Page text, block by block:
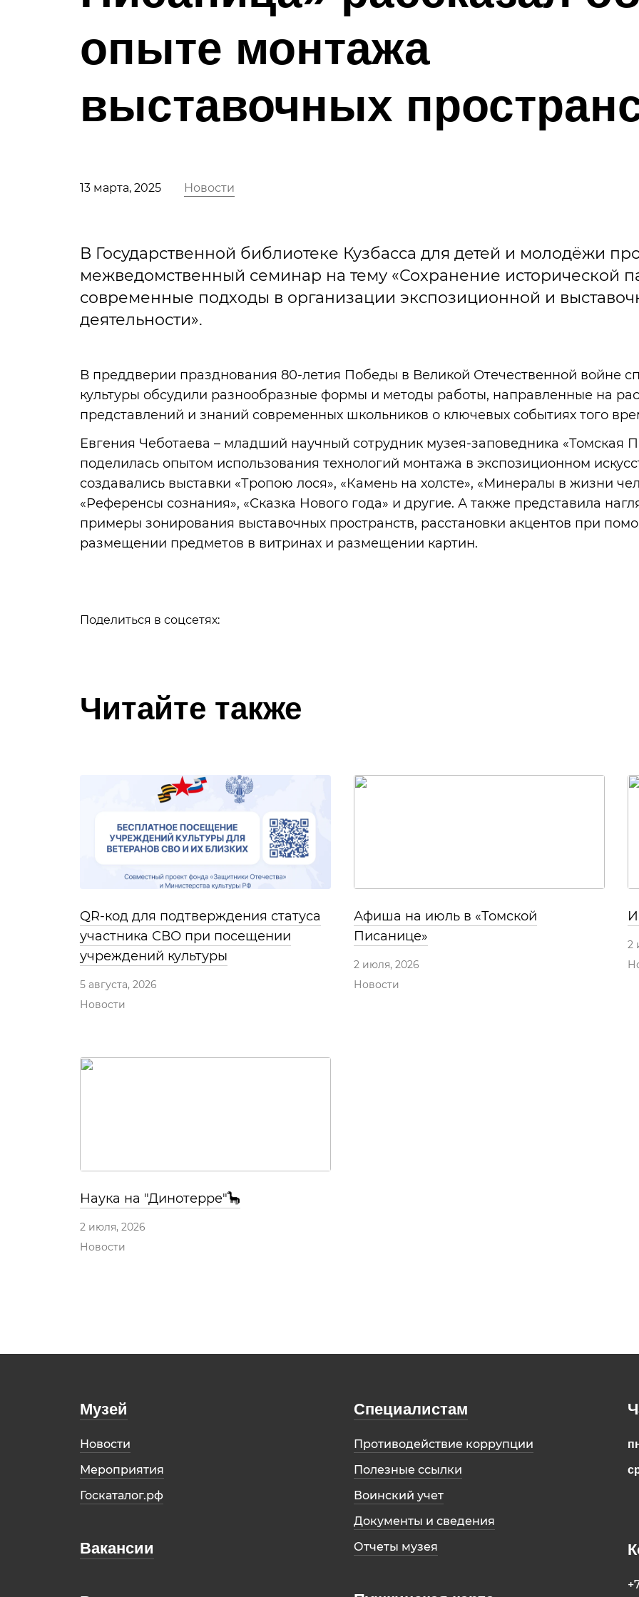
опыте монтажа
выставочных
13 марта, 2025 Новости
В Государственной библиотеке Кузбасса для детей и молодёжи
межведомственный семинар на тему «Сохранение исторической
современные подходы в организации экспозиционной и
деятельности».
В преддверии празднования 80-летия Победы в Великой Отечественной войне
культуры обсудили разнообразные формы и методы работы, направленные на
представлений и знаний современных школьников о ключевых событиях того
Евгения Чеботаева – младший научный сотрудник музея-заповедника «Томская
поделилась опытом использования технологий монтажа в экспозиционном
создавались выставки «Тропою лося», «Камень на холсте», «Минералы в жизни
«Референсы сознания», «Сказка Нового года» и другие. А также представила
примеры зонирования выставочных пространств, расстановки акцентов при
размещении предметов в витринах и размещении картин.
Поделиться в соцсетях:
Читайте также
QR-код для подтверждения статуса
участника СВО при посещении
учреждений культуры
5 августа, 2026
Новости
Афиша на июль в «Томской
Писанице»
2 июля, 2026
Новости
2
Наука на "Динотерре"🦕
2 июля, 2026
Новости
Музей
Новости
Мероприятия
Госкаталог.рф
Вакансии
Специалистам
Противодействие коррупции
Полезные ссылки
Воинский учет
Документы и сведения
Отчеты музея